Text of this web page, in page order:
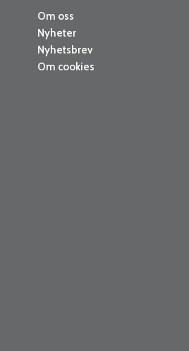
Om oss
Nyheter
Nyhetsbrev
Om cookies